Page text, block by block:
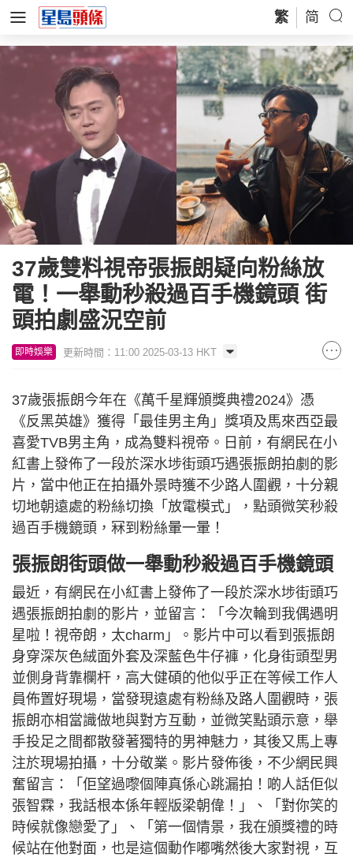
繁 简
37歲雙料視帝張振朗疑向粉絲放
電！一舉動秒殺過百手機鏡頭 街
頭拍劇盛況空前
即時娛樂 更新時間：11:00 2025-03-13 HKT
37歲張振朗今年在《萬千星輝頒獎典禮2024》憑
《反黑英雄》獲得「最佳男主角」獎項及馬來西亞最
喜愛TVB男主角，成為雙料視帝。日前，有網民在小
紅書上發佈了一段於深水埗街頭巧遇張振朗拍劇的影
片，當中他正在拍攝外景時獲不少路人圍觀，十分親
切地朝遠處的粉絲切換「放電模式」，點頭微笑秒殺
過百手機鏡頭，冧到粉絲暈一暈！
張振朗街頭做一舉動秒殺過百手機鏡頭
最近，有網民在小紅書上發佈了一段於深水埗街頭巧
遇張振朗拍劇的影片，並留言：「今次輪到我偶遇明
星啦！視帝朗，太charm」。影片中可以看到張振朗
身穿深灰色絨面外套及深藍色牛仔褲，化身街頭型男
並側身背靠欄杆，高大健碩的他似乎正在等候工作人
員佈置好現場，當發現遠處有粉絲及路人圍觀時，張
振朗亦相當識做地與對方互動，並微笑點頭示意，舉
手投足之間都散發著獨特的男神魅力，其後又馬上專
注於現場拍攝，十分敬業。影片發佈後，不少網民興
奮留言：「佢望過嚟個陣真係心跳漏拍！啲人話佢似
張智霖，我話根本係年輕版梁朝偉！」、「對你笑的
時候就像戀愛了」、「第一個情景，我在頒獎禮的時
候站在他對面，也是這個動作嘟嘴然後大家對視，互